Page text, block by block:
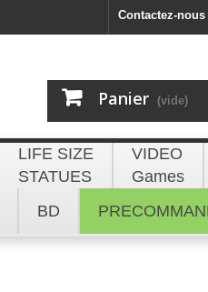
Contactez-nous
Panier (vide)
LIFE SIZE
STATUES
VIDEO
Games
BD